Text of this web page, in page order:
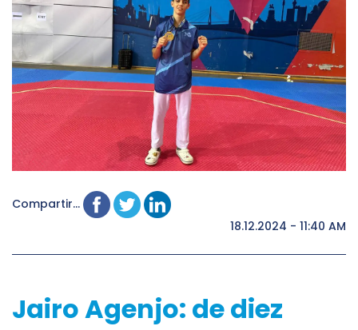
Compartir...
18.12.2024 - 11:40 AM
Jairo Agenjo: de diez